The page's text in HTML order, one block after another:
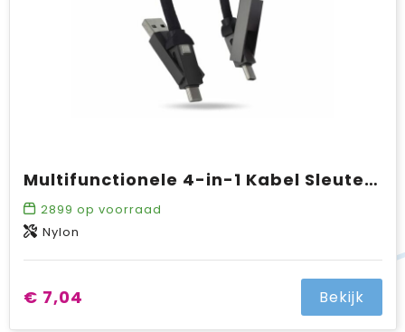
Multifunctionele 4-in-1 Kabel Sleutelhanger formaat 60 W
2899 op voorraad
Nylon
€ 7,04 Bekijk